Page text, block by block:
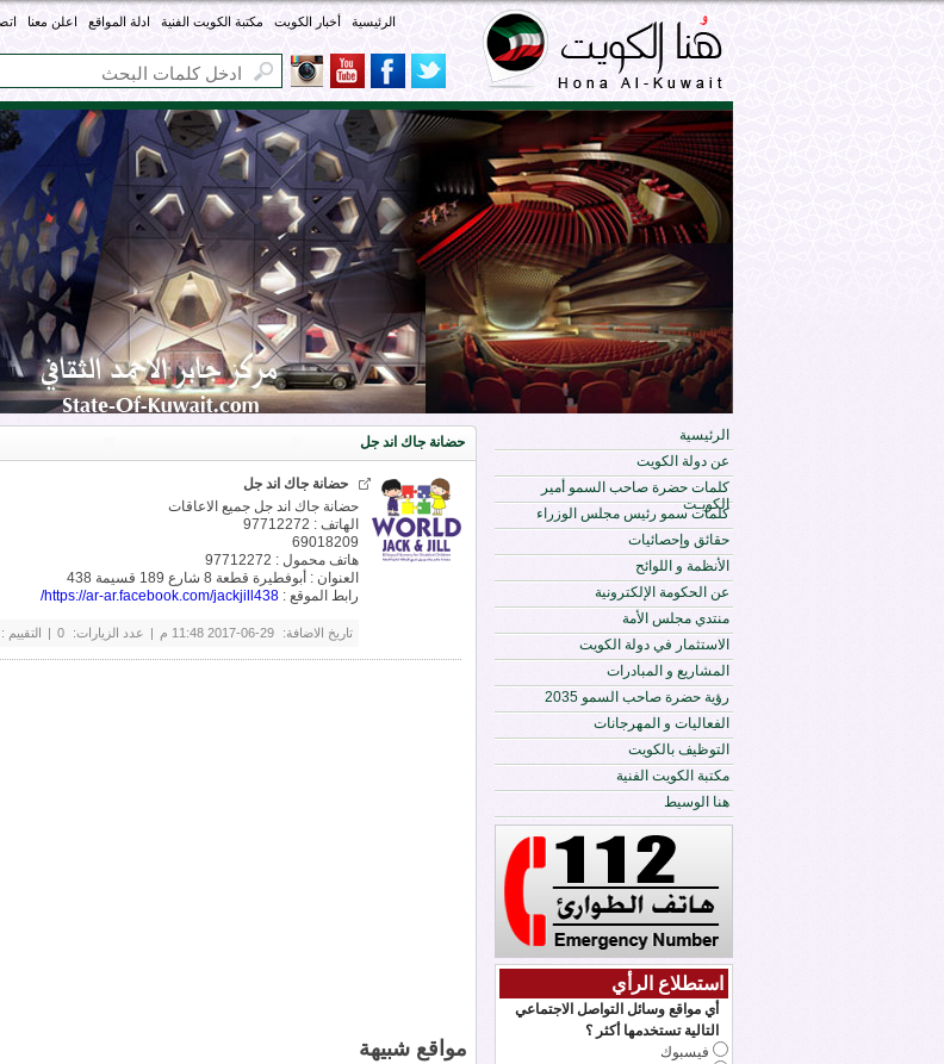
الرئيسية أخبار الكويت مكتبة الكويت الفنية ادلة المواقع اعلن معنا
الرئيسية
عن دولة الكويت
كلمات حضرة صاحب السمو أمير
الكويـت
كلمات سمو رئيس مجلس الوزراء
حقائق وإحصائيات
الأنظمة و اللوائح
عن الحكومة الإلكترونية
منتدي مجلس الأمة
الاستثمار في دولة الكويت
المشاريع و المبادرات
رؤية حضرة صاحب السمو 2035
الفعاليات و المهرجانات
التوظيف بالكويت
مكتبة الكويت الفنية
هنا الوسيط
استطلاع الرأي
أي مواقع وسائل التواصل الاجتماعي
التالية تستخدمها أكثر ؟
فيسبوك
حضانة جاك اند جل
حضانة جاك اند جل
حضانة جاك اند جل جميع الاعاقات
الهاتف : 97712272
69018209
هاتف محمول : 97712272
العنوان : أبوفطيرة قطعة 8 شارع 189 قسيمة 438
رابط الموقع : https://ar-ar.facebook.com/jackjill438/
تاريخ الاضافة: 29-06-2017 11:48 م | عدد الزيارات: 0
| التقييم :
مواقع شبيهة